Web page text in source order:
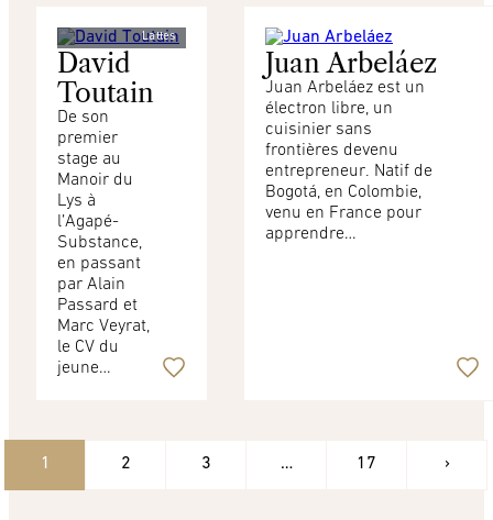
Lattes
David
Toutain
De son
premier
stage au
Manoir du
Lys à
l’Agapé-
Substance,
en passant
par Alain
Passard et
Marc Veyrat,
le CV du
jeune…
Juan Arbeláez
Juan Arbeláez est un
électron libre, un
cuisinier sans
frontières devenu
entrepreneur. Natif de
Bogotá, en Colombie,
venu en France pour
apprendre…
1 2 3 … 17 ›